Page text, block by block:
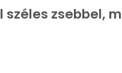
zsebbel,